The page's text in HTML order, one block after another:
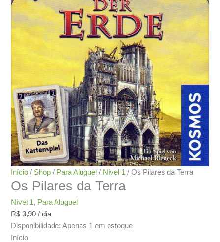
Início / Shop / Para Aluguel / Nível 1 / Os Pilares da Terra
Os Pilares da Terra
Nível 1 , Para Aluguel
R$ 3,90 / dia
Disponibilidade: Apenas 1 em estoque
Início